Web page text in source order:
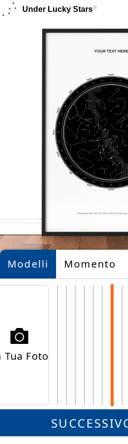
Under Lucky Stars®
Modelli Momento
Tua Foto